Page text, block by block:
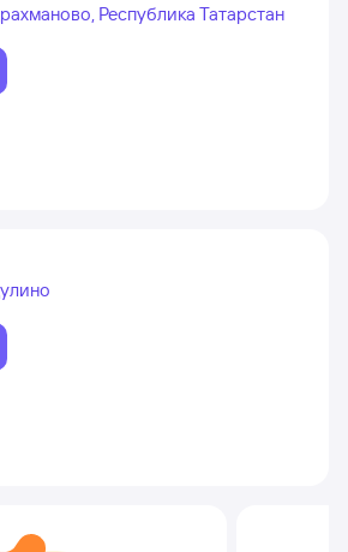
Республика Татарстан